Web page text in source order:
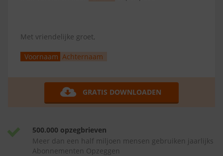
Met vriendelijke groet,
Voornaam Achternaam
GRATIS DOWNLOADEN
500.000 opzegbrieven
Meer dan een half miljoen mensen gebruiken jaarlijks
Abonnementen Opzeggen